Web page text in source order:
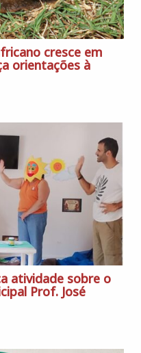
cresce em
orientações à
atividade sobre o
Prof. José